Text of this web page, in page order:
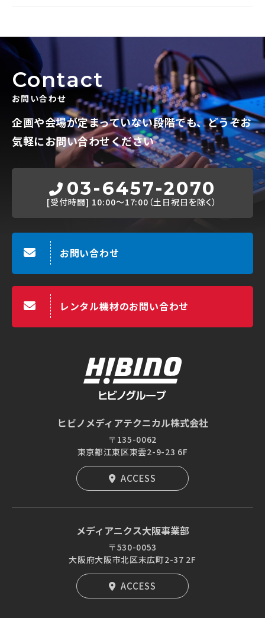
Contact
お問い合わせ
企画や会場が定まっていない段階でも、どうぞお
気軽にお問い合わせください
03-6457-2070
[受付時間] 10:00～17:00（土日祝日を除く）
お問い合わせ
レンタル機材のお問い合わせ
ヒビノメディアテクニカル株式会社
〒135-0062
東京都江東区東雲2-9-23 6F
ACCESS
メディアニクス大阪事業部
〒530-0053
大阪府大阪市北区末広町2-37 2F
ACCESS